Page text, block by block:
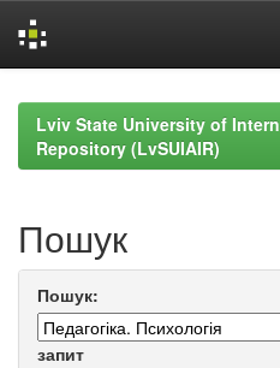
navigationLviv State University of
Repository (LvSUIAIR)
Пошук
Пошук:
запит